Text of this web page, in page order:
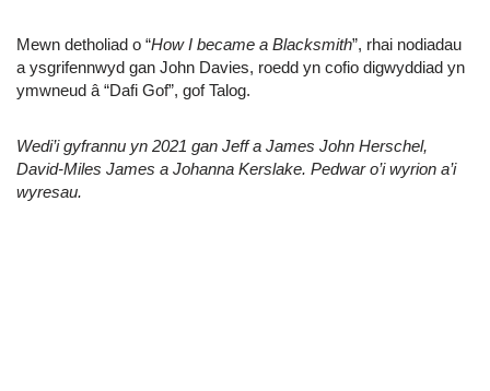
Mewn detholiad o “How I became a Blacksmith”, rhai nodiadau
a ysgrifennwyd gan John Davies, roedd yn cofio digwyddiad yn
ymwneud â “Dafi Gof”, gof Talog.
Wedi’i gyfrannu yn 2021 gan Jeff a James John Herschel,
David-Miles James a Johanna Kerslake. Pedwar o’i wyrion a’i
wyresau.